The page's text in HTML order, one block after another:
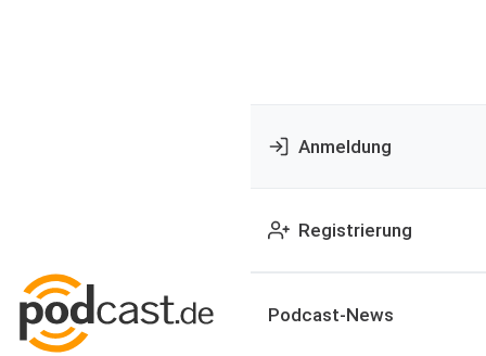
Anmeldung
Registrierung
Podcast-News